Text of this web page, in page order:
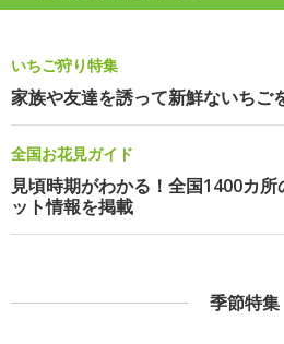
いちご狩り特集
家族や友達を誘って新鮮ないちご
全国お花見ガイド
見頃時期がわかる！全国1400カ
ット情報を掲載
季節特集